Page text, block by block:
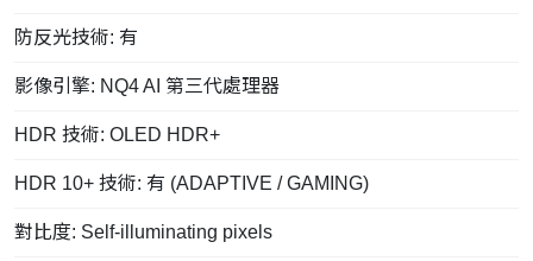
防反光技術: 有
影像引擎: NQ4 AI 第三代處理器
HDR 技術: OLED HDR+
HDR 10+ 技術: 有 (ADAPTIVE / GAMING)
對比度: Self-illuminating pixels